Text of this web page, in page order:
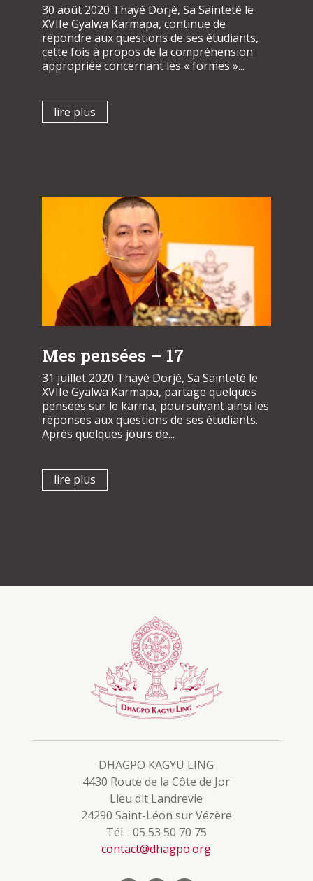
30 août 2020 Thayé Dorjé, Sa Sainteté le
XVIIe Gyalwa Karmapa, continue de
répondre aux questions de ses étudiants,
cette fois à propos de la compréhension
appropriée concernant les « formes »...
lire plus
Mes pensées – 17
31 juillet 2020 Thayé Dorjé, Sa Sainteté le
XVIIe Gyalwa Karmapa, partage quelques
pensées sur le karma, poursuivant ainsi les
réponses aux questions de ses étudiants.
Après quelques jours de...
lire plus
DHAGPO KAGYU LING
4430 Route de la Côte de Jor
Lieu dit Landrevie
24290 Saint-Léon sur Vézère
Tél. : 05 53 50 70 75
contact@dhagpo.org